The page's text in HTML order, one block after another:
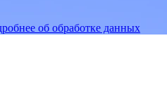
об обработке данных